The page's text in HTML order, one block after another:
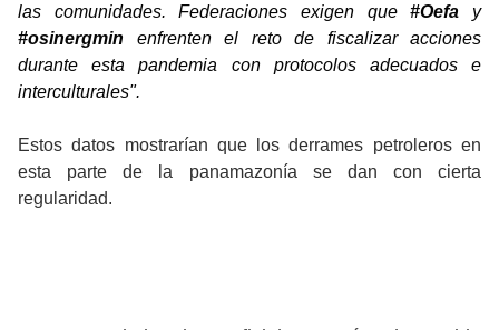
las comunidades. Federaciones exigen que #Oefa
y
#osinergmin enfrenten el reto de fiscalizar acciones
durante esta pandemia con protocolos adecuados e
interculturales".
Estos datos mostrarían que los derrames petroleros en
esta parte de la panamazonía se dan con cierta
regularidad.